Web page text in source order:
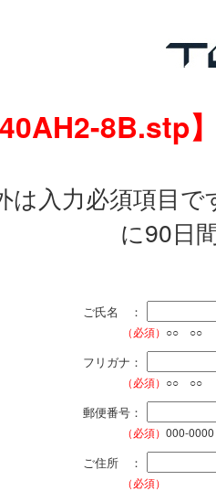
8B.stp
は入力必須項目
に90日
ご氏名 ：
（必須） ○○ ○○
フリガナ：
（必須） ○○ ○○
郵便番号：
（必須） 000-0000
ご住所 ：
（必須）